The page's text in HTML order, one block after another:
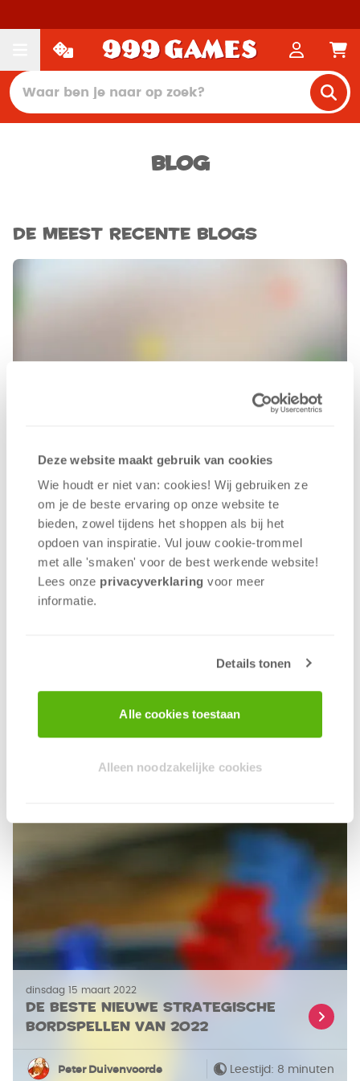
Deze website maakt gebruik van cookies
Wie houdt er niet van: cookies! Wij gebruiken ze
om je de beste ervaring op onze website te
bieden, zowel tijdens het shoppen als bij het
opdoen van inspiratie. Vul jouw cookie-trommel
met alle 'smaken' voor de best werkende website​!
Lees onze privacyverklaring voor meer
informatie.
Details tonen
Alle cookies toestaan
Alleen noodzakelijke cookies
Blog
De meest recente blogs
Speelgoed van het Jaar 2022
Peter Duivenvoorde
donderdag 23 juni 2022
Blog: hoe maak je een spel?
dinsdag 15 maart 2022
De beste nieuwe strategische
bordspellen van 2022
Peter Duivenvoorde Leestijd: 8 minuten